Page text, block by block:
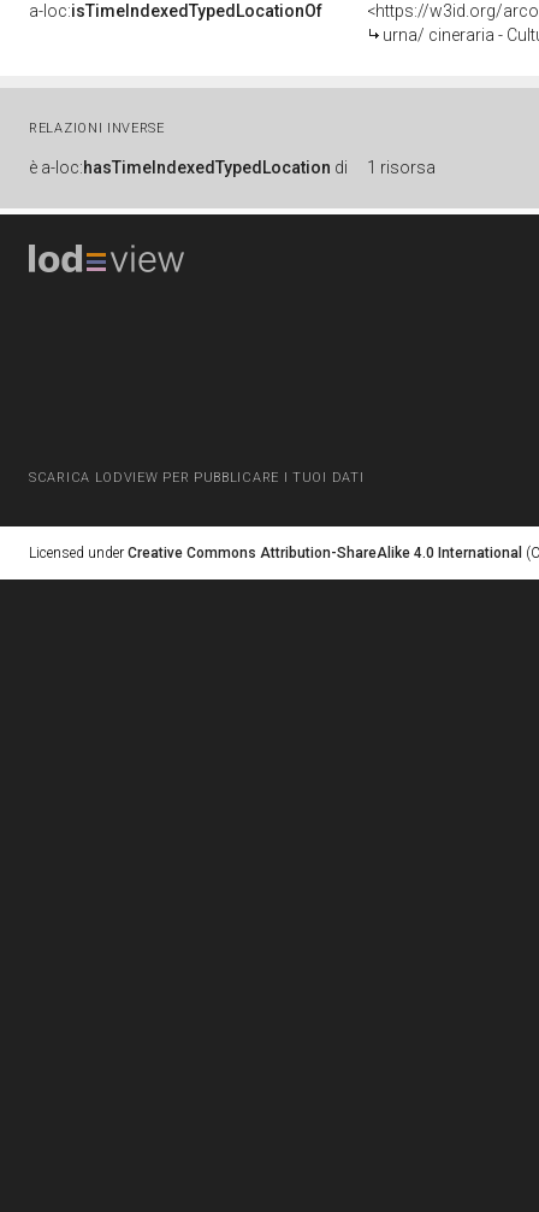
a-loc:isTimeIndexedTypedLocationOf
<https://w3id.org/
urna/ cineraria -
RELAZIONI INVERSE
è a-loc:hasTimeIndexedTypedLocation di 1 risorsa
SCARICA LODVIEW PER PUBBLICARE I TUOI DATI
Licensed under Creative Commons Attribution-ShareAlike 4.0 International